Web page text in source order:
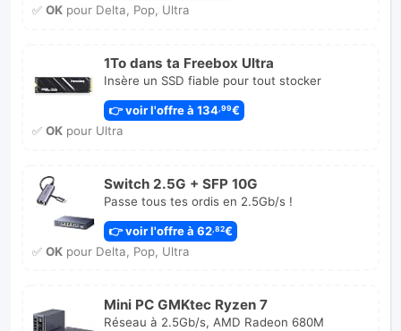
✅ OKpour Delta, Pop, Ultra
1To dans ta Freebox Ultra
Insère un SSD fiable pour tout stocker
👉 voir l'offre à 134,99€
✅ OKpour Ultra
Switch 2.5G + SFP 10G
Passe tous tes ordis en 2.5Gb/s !
👉 voir l'offre à 62,82€
✅ OKpour Delta, Pop, Ultra
Mini PC GMKtec Ryzen 7
Réseau à 2.5Gb/s, AMD Radeon 680M